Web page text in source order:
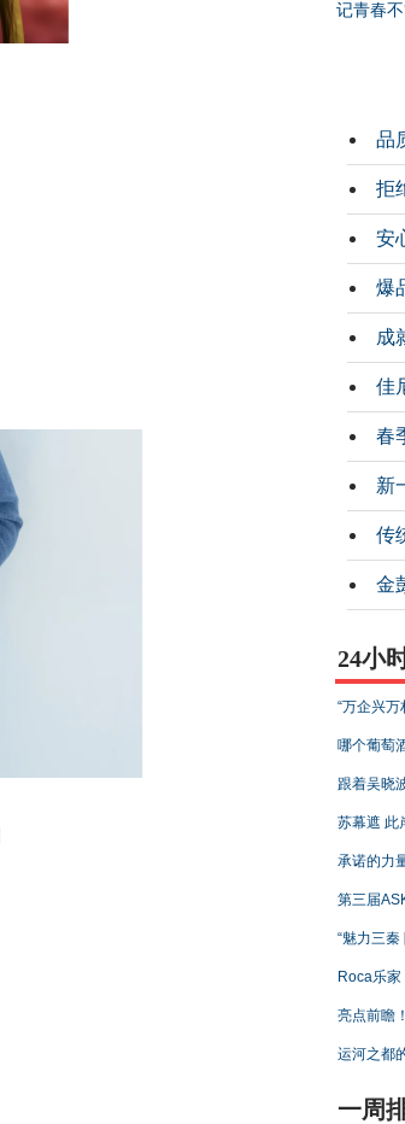
记青春
品
拒
安
爆
成
佳
春
新
传
金
24小
“万企兴
哪个葡萄
跟着吴晓
苏幕遮 此
承诺的力
第三届
“魅力三秦
Roca乐
亮点前瞻
运河之都
一周